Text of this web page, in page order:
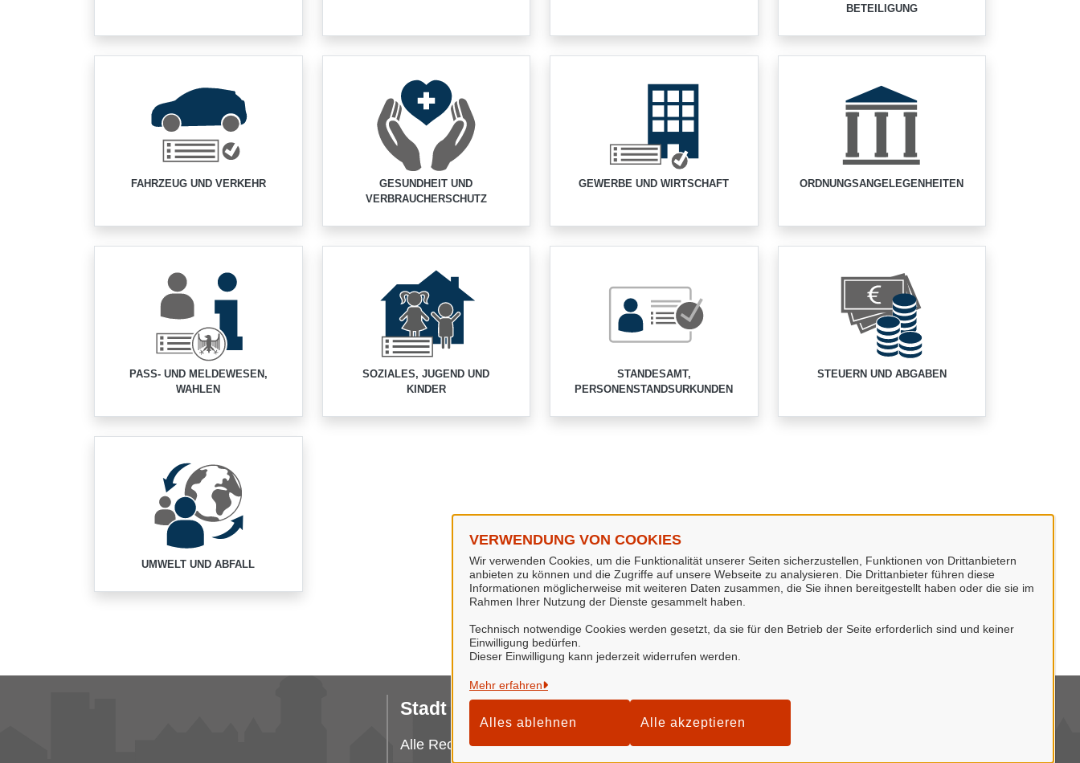
VERWENDUNG VON COOKIES
Wir verwenden Cookies, um die Funktionalität unserer Seiten sicherzustellen, Funktionen von Drittanbietern
anbieten zu können und die Zugriffe auf unsere Webseite zu analysieren. Die Drittanbieter führen diese
Informationen möglicherweise mit weiteren Daten zusammen, die Sie ihnen bereitgestellt haben oder die sie im
Rahmen Ihrer Nutzung der Dienste gesammelt haben.
Technisch notwendige Cookies werden gesetzt, da sie für den Betrieb der Seite erforderlich sind und keiner
Einwilligung bedürfen.
Dieser Einwilligung kann jederzeit widerrufen werden.
Mehr erfahren
Alles ablehnen Alle akzeptieren
BETEILIGUNG
FAHRZEUG UND VERKEHR
GESUNDHEIT UND
VERBRAUCHERSCHUTZ
GEWERBE UND WIRTSCHAFT ORDNUNGSANGELEGENHEITEN
PASS- UND MELDEWESEN,
WAHLEN
SOZIALES, JUGEND UND
KINDER
STANDESAMT,
PERSONENSTANDSURKUNDEN
STEUERN UND ABGABEN
UMWELT UND ABFALL
Stadt Seesen
Alle Rechte vorbehalten